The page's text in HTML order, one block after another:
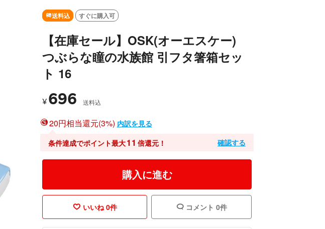
送料込 すぐに購入可
【在庫セール】OSK(オーエスケー)
つぶらな瞳の水族館 引フタ箸箱セッ
ト 16
¥ 696 送料込
20円相当還元(3%) 内訳を見る
条件達成でポイント最大11 倍還元！ 確認する
購入に進む
いいね 0件 コメント 0件